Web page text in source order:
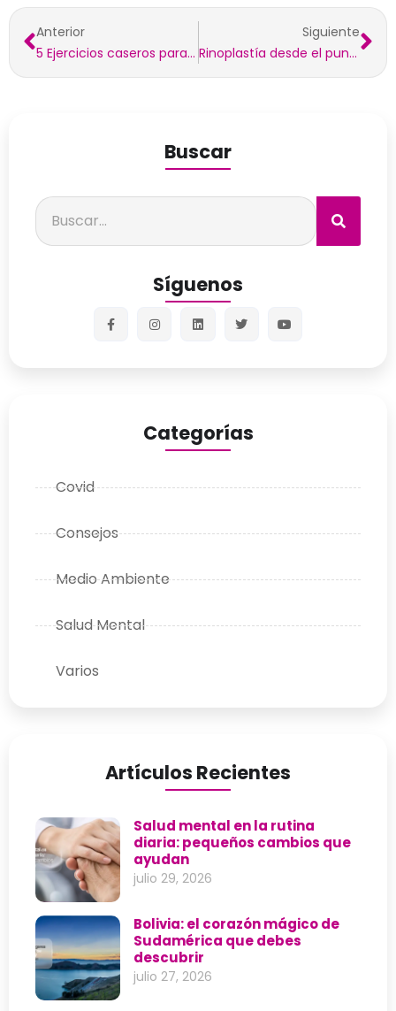
Anterior
5 Ejercicios caseros para comenzar una vida saludable
Siguiente
Rinoplastía desde el punto de vista de la cirugía plástica
Buscar
Síguenos
Categorías
Covid
Consejos
Medio Ambiente
Salud Mental
Varios
Artículos Recientes
Salud mental en la rutina
diaria: pequeños cambios que
ayudan
julio 29, 2026
Bolivia: el corazón mágico de
Sudamérica que debes
descubrir
julio 27, 2026